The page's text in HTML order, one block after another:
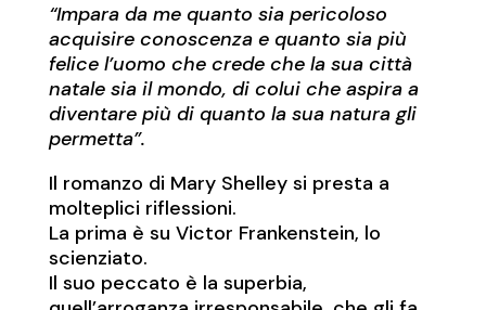
“Impara da me quanto sia pericoloso
acquisire conoscenza e quanto sia più
felice l’uomo che crede che la sua città
natale sia il mondo, di colui che aspira a
diventare più di quanto la sua natura gli
permetta”.
Il romanzo di Mary Shelley si presta a
molteplici riflessioni.
La prima è su Victor Frankenstein, lo
scienziato.
Il suo peccato è la superbia,